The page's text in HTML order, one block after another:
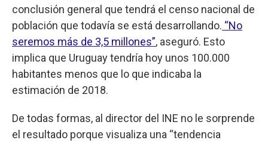
conclusión general que tendrá el censo nacional de
población que todavía se está desarrollando. “No
seremos más de 3,5 millones”, aseguró. Esto
implica que Uruguay tendría hoy unos 100.000
habitantes menos que lo que indicaba la
estimación de 2018.
De todas formas, al director del INE no le sorprende
el resultado porque visualiza una “tendencia